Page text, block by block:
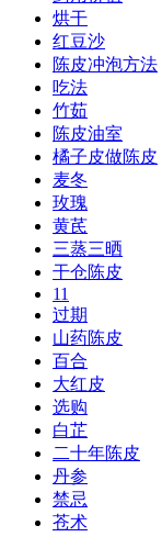
烘干
红豆沙
陈皮冲泡方法
吃法
竹茹
陈皮油室
橘子皮做陈皮
麦冬
玫瑰
黄芪
三蒸三晒
干仓陈皮
11
过期
山药陈皮
百合
大红皮
选购
白芷
二十年陈皮
丹参
禁忌
苍术